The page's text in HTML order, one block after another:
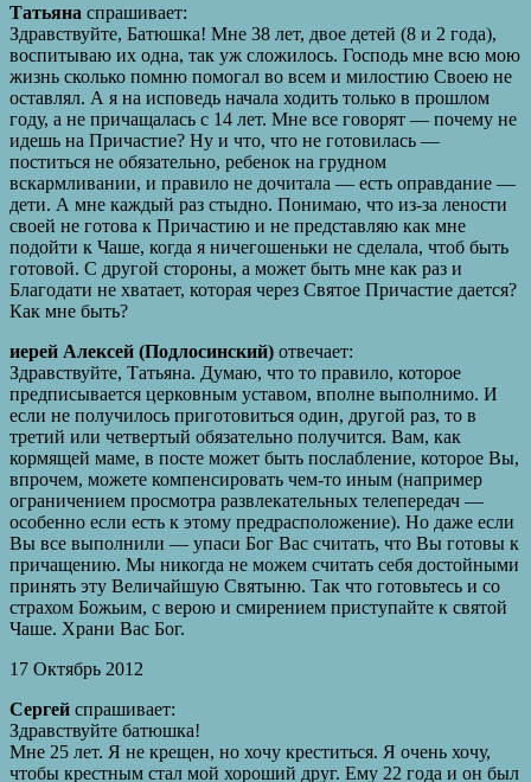
Татьяна спрашивает:
Здравствуйте, Батюшка! Мне 38 лет, двое детей (8 и 2 года),
воспитываю их одна, так уж сложилось. Господь мне всю мою
жизнь сколько помню помогал во всем и милостию Своею не
оставлял. А я на исповедь начала ходить только в прошлом
году, а не причащалась с 14 лет. Мне все говорят — почему не
идешь на Причастие? Ну и что, что не готовилась —
поститься не обязательно, ребенок на грудном
вскармливании, и правило не дочитала — есть оправдание —
дети. А мне каждый раз стыдно. Понимаю, что из-за лености
своей не готова к Причастию и не представляю как мне
подойти к Чаше, когда я ничегошеньки не сделала, чтоб быть
готовой. С другой стороны, а может быть мне как раз и
Благодати не хватает, которая через Святое Причастие дается?
Как мне быть?
иерей Алексей (Подлосинский) отвечает:
Здравствуйте, Татьяна. Думаю, что то правило, которое
предписывается церковным уставом, вполне выполнимо. И
если не получилось приготовиться один, другой раз, то в
третий или четвертый обязательно получится. Вам, как
кормящей маме, в посте может быть послабление, которое Вы,
впрочем, можете компенсировать чем-то иным (например
ограничением просмотра развлекательных телепередач —
особенно если есть к этому предрасположение). Но даже если
Вы все выполнили — упаси Бог Вас считать, что Вы готовы к
причащению. Мы никогда не можем считать себя достойными
принять эту Величайшую Святыню. Так что готовьтесь и со
страхом Божьим, с верою и смирением приступайте к святой
Чаше. Храни Вас Бог.
17 Октябрь 2012
Сергей спрашивает:
Здравствуйте батюшка!
Мне 25 лет. Я не крещен, но хочу креститься. Я очень хочу,
чтобы крестным стал мой хороший друг. Ему 22 года и он был